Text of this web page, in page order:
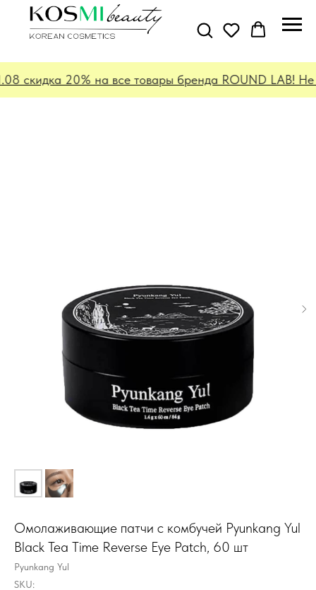
скидка 20% на все товары бренда ROUND LAB! Не
Омолаживающие патчи с комбучей Pyunkang Yul
Black Tea Time Reverse Eye Patch, 60 шт
Pyunkang Yul
SKU: